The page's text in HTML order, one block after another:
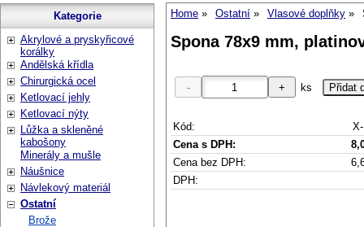
Home Ostatní Vlasové doplňky
Spona 78x9 mm,
ks
Kód:
Cena s DPH:
Cena bez DPH:
DPH:
Kategorie
Akrylové a pryskyřicové
korálky
Andělská křídla
Chirurgická ocel
Ketlovací jehly
Ketlovací nýty
Lůžka a skleněné
kabošony
Minerály a mušle
Náušnice
Návlekový materiál
Ostatní
Brože